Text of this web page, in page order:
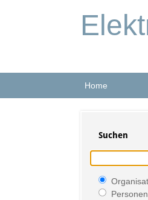
Home
Suchen
Personen